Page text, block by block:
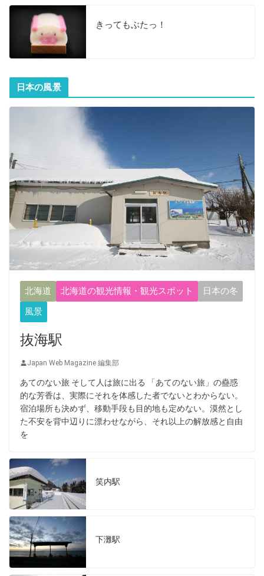
きってもぶたっ！
日本の風景
北海道 北海道の観光情報・観光スポット
日本の冬
風景
抜海駅
Japan Web Magazine 編集部
あてのない旅 そして人は旅に出る 「あてのない旅」の蠱惑
的な芳香は、実際にそれを体感した者でないとわからない。
宿泊場所も決めず、移動手段も目的地も定めない。漠然とし
た不安を背中辺りに漂わせながら、それ以上の解放感と自由
を
笑内駅
下灘駅